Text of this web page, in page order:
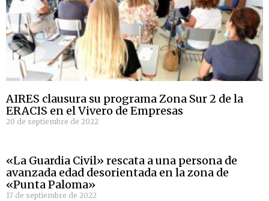
AIRES clausura su programa Zona Sur 2 de la
ERACIS en el Vivero de Empresas
20 de septiembre de 2022
«La Guardia Civil» rescata a una persona de
avanzada edad desorientada en la zona de
«Punta Paloma»
17 de septiembre de 2022